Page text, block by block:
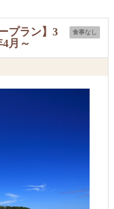
食事なし
プラン】3
月～